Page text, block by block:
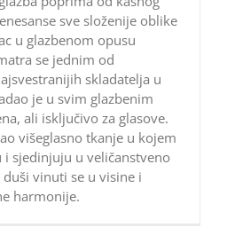
sve složenije oblike
u glazbenom opusu
se jednim od
skladatelja u
je u svim glazbenim
ali isključivo za glasove.
višeglasno tkanje u kojem
i sjedinjuju u veličanstveno
vinuti se u visine i
harmonije.